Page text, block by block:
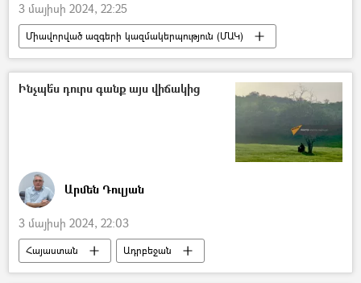
3 մայիսի 2024, 22:25
Միավորված ազգերի կազմակերպություն (ՄԱԿ)
Անտոնիո Գուտերեշ
Իսրայել
Պաղեստին
Ինչպե՞ս դուրս գանք այս վիճակից
Արմեն Դուլյան
3 մայիսի 2024, 22:03
Հայաստան
Ադրբեջան
Տեր Բագրատ Գալստանյան